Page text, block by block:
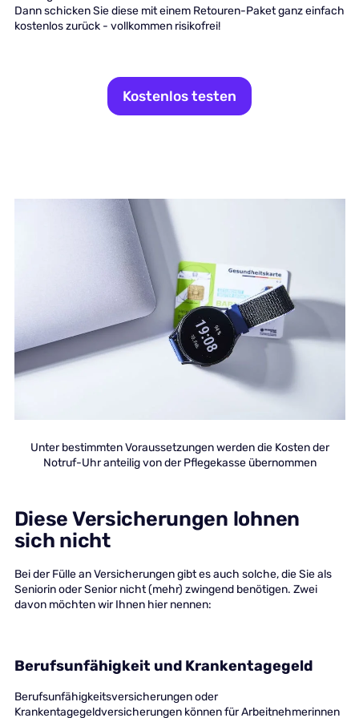
Dann schicken Sie diese mit einem Retouren-Paket ganz einfach
kostenlos zurück - vollkommen risikofrei!
Kostenlos testen
Unter bestimmten Voraussetzungen werden die Kosten der
Notruf-Uhr anteilig von der Pflegekasse übernommen
Diese Versicherungen lohnen
sich nicht
Bei der Fülle an Versicherungen gibt es auch solche, die Sie als
Seniorin oder Senior nicht (mehr) zwingend benötigen. Zwei
davon möchten wir Ihnen hier nennen:
Berufsunfähigkeit und Krankentagegeld
Berufsunfähigkeitsversicherungen oder
Krankentagegeldversicherungen können für Arbeitnehmerinnen